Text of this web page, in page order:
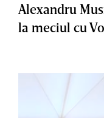
Alexandru
la meciul cu